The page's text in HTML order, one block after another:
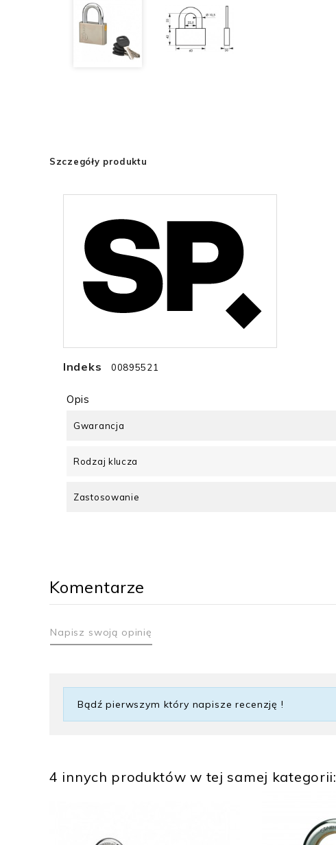
Szczegóły produktu
Indeks 00895521
Opis
Gwarancja
Rodzaj klucza
Zastosowanie
Komentarze
Napisz swoją opinię
Bądź pierwszym który napisze recenzję !
4 innych produktów w tej samej kategorii: